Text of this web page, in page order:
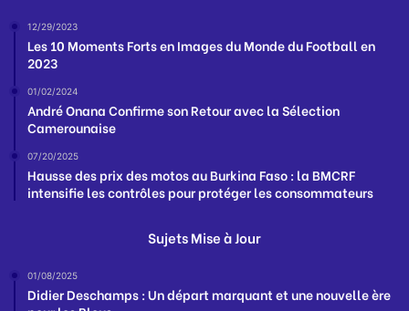
12/29/2023
Les 10 Moments Forts en Images du Monde du Football en
2023
01/02/2024
André Onana Confirme son Retour avec la Sélection
Camerounaise
07/20/2025
Hausse des prix des motos au Burkina Faso : la BMCRF
intensifie les contrôles pour protéger les consommateurs
Sujets Mise à Jour
01/08/2025
Didier Deschamps : Un départ marquant et une nouvelle ère